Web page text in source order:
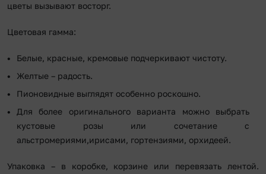
цветы вызывают восторг.
Цветовая гамма:
Белые, красные, кремовые подчеркивают чистоту.
Желтые – радость.
Пионовидные выглядят особенно роскошно.
Для более оригинального варианта можно выбрать
кустовые розы или сочетание с
альстромериями,ирисами, гортензиями, орхидеей.
Упаковка – в коробке, корзине или перевязать лентой.